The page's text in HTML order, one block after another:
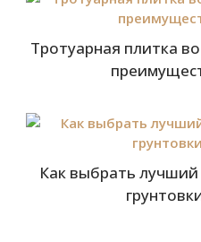
Тротуарная плитка
Как выбрать лучший